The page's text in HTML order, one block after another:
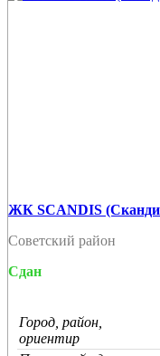
ЖК SCANDIS
Советский район
Сдан
Город, район,
ориентир